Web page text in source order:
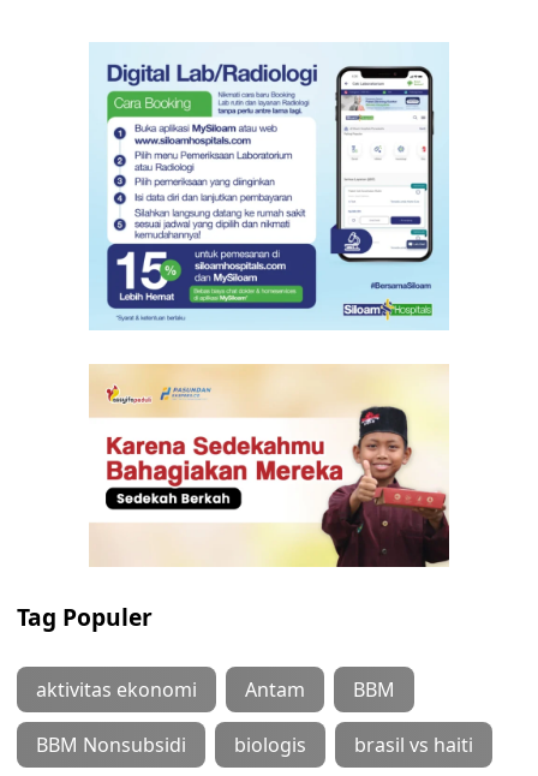
Tag Populer
aktivitas ekonomi Antam BBM
BBM Nonsubsidi biologis brasil vs haiti